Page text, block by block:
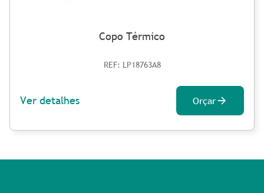
Copo Térmico
REF: LP18763A8
Ver detalhes Orçar